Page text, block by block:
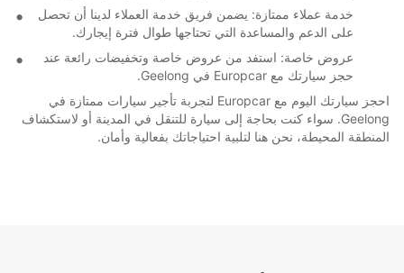
خدمة عملاء ممتازة: يضمن فريق خدمة العملاء لدينا أن تحصل
على الدعم والمساعدة التي تحتاجها طوال فترة إيجارك.
عروض خاصة: استفد من عروض خاصة وتخفيضات رائعة عند
حجز سيارتك مع Europcar في Geelong.
احجز سيارتك اليوم مع Europcar لتجربة تأجير سيارات ممتازة في
Geelong. سواء كنت بحاجة إلى سيارة للتنقل في المدينة أو لاستكشاف
المنطقة المحيطة، نحن هنا لتلبية احتياجاتك بفعالية وأمان.